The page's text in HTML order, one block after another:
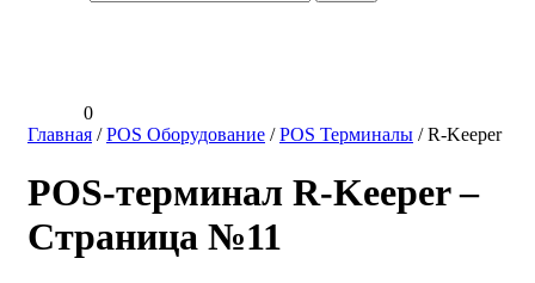
0
Главная /POS Оборудование /POS Терминалы /R-Keeper
POS-терминал R-Keeper –
Страница №11